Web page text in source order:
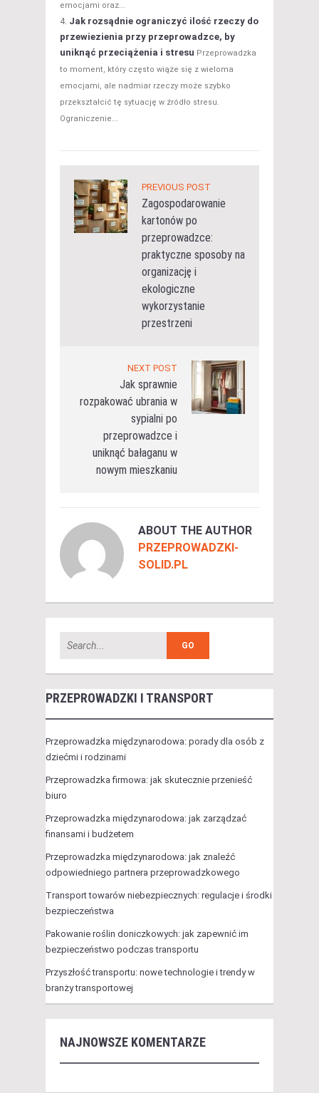
emocjami oraz...
Jak rozsądnie ograniczyć ilość rzeczy do
przewiezienia przy przeprowadzce, by
uniknąć przeciążenia i stresu Przeprowadzka
to moment, który często wiąże się z wieloma
emocjami, ale nadmiar rzeczy może szybko
przekształcić tę sytuację w źródło stresu.
Ograniczenie...
PREVIOUS POST
Zagospodarowanie
kartonów po
przeprowadzce:
praktyczne sposoby na
organizację i
ekologiczne
wykorzystanie
przestrzeni
NEXT POST
Jak sprawnie
rozpakować ubrania w
sypialni po
przeprowadzce i
uniknąć bałaganu w
nowym mieszkaniu
ABOUT THE AUTHOR
PRZEPROWADZKI-
SOLID.PL
PRZEPROWADZKI I TRANSPORT
Przeprowadzka międzynarodowa: porady dla osób z
dziećmi i rodzinami
Przeprowadzka firmowa: jak skutecznie przenieść
biuro
Przeprowadzka międzynarodowa: jak zarządzać
finansami i budżetem
Przeprowadzka międzynarodowa: jak znaleźć
odpowiedniego partnera przeprowadzkowego
Transport towarów niebezpiecznych: regulacje i środki
bezpieczeństwa
Pakowanie roślin doniczkowych: jak zapewnić im
bezpieczeństwo podczas transportu
Przyszłość transportu: nowe technologie i trendy w
branży transportowej
NAJNOWSZE KOMENTARZE